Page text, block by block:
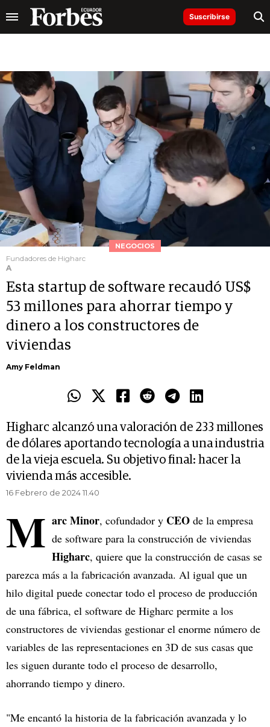
Suscribirse
NEGOCIOS
Fundadores de Higharc
A
Esta startup de software recaudó US$
53 millones para ahorrar tiempo y
dinero a los constructores de
viviendas
Amy Feldman
Higharc alcanzó una valoración de 233 millones
de dólares aportando tecnología a una industria
de la vieja escuela. Su objetivo final: hacer la
vivienda más accesible.
16 Febrero de 2024 11.40
M arc Minor, cofundador y CEO de la empresa
de software para la construcción de viviendas
Higharc, quiere que la construcción de casas se
parezca más a la fabricación avanzada. Al igual que un
hilo digital puede conectar todo el proceso de producción
de una fábrica, el software de Higharc permite a los
constructores de viviendas gestionar el enorme número de
variables de las representaciones en 3D de sus casas que
les siguen durante todo el proceso de desarrollo,
ahorrando tiempo y dinero.
"Me encantó la historia de la fabricación avanzada y lo